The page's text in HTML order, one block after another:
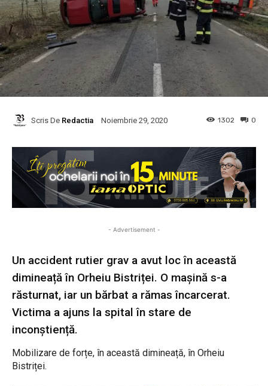
Scris De Redactia Noiembrie 29, 2020 0
1302
- Advertisement -
Un accident rutier grav a avut loc în această
dimineață în Orheiu Bistriței. O mașină s-a
răsturnat, iar un bărbat a rămas încarcerat.
Victima a ajuns la spital în stare de
inconștiență.
Mobilizare de forțe, în această dimineață, în Orheiu
Bistriței.